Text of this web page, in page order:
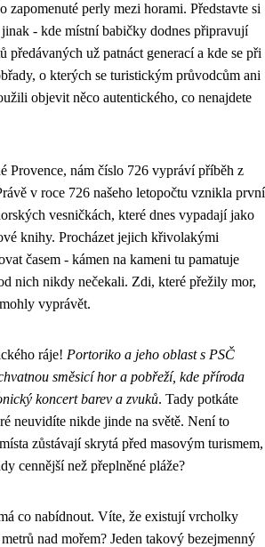
zapomenuté perly mezi horami. Představte si
- kde místní babičky dodnes připravují
předávaných už patnáct generací a kde se při
o kterých se turistickým průvodcům ani
objevit něco autentického, co nenajdete
Provence, nám číslo 726 vypráví příběh z
v roce 726 našeho letopočtu vznikla první
vesničkách, které dnes vypadají jako
knihy. Procházet jejich křivolakými
časem - kámen na kameni tu pamatuje
nich nikdy nečekali. Zdi, které přežily mor,
vyprávět.
ráje! Portoriko a jeho oblast s PSČ
směsicí hor a pobřeží, kde příroda
koncert barev a zvuků. Tady potkáte
neuvidíte nikde jinde na světě. Není to
zůstávají skrytá před masovým turismem,
cennější než přeplněné pláže?
co nabídnout. Víte, že existují vrcholky
nad mořem? Jeden takový bezejmenný